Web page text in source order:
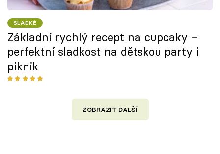
SLADKÉ
Základní rychlý recept na cupcaky –
perfektní sladkost na dětskou party i
piknik
ZOBRAZIT DALŠÍ